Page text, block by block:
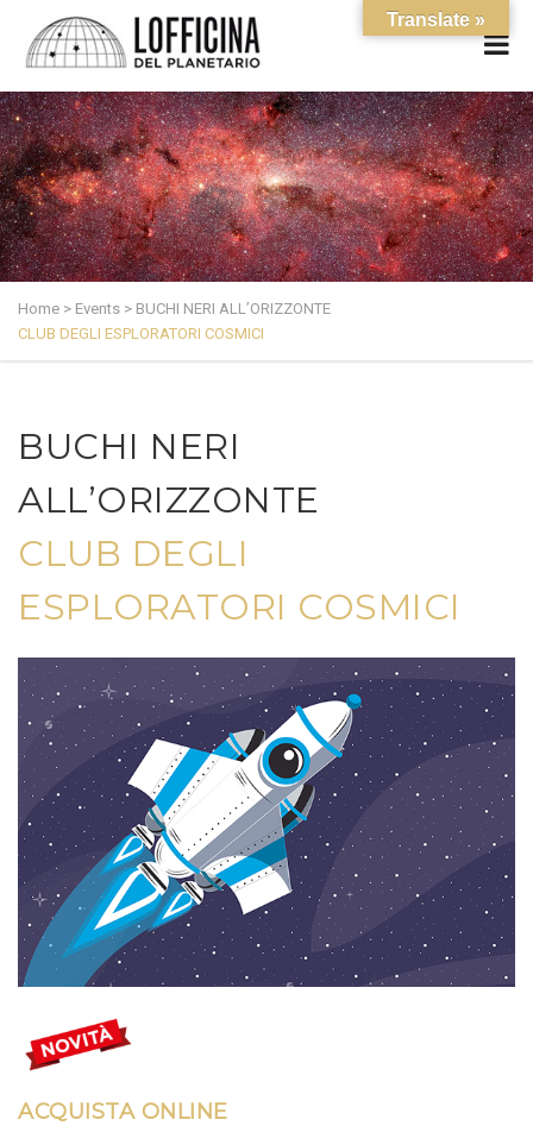
Home > Events > BUCHI NERI ALL’ORIZZONTE
CLUB DEGLI ESPLORATORI COSMICI
BUCHI NERI
ALL’ORIZZONTE
CLUB DEGLI
ESPLORATORI COSMICI
ACQUISTA ONLINE
Translate »